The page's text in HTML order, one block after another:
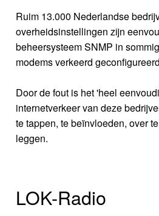
Ruim 13.000 Nederlandse
overheidsinstellingen zijn
beheersysteem SNMP in
modems verkeerd
Door de fout is het 'heel
internetverkeer van deze
te tappen, te beïnvloeden, over
leggen.
LOK-Radio